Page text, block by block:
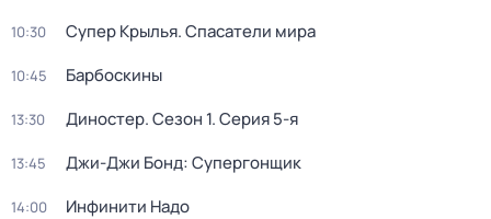
10:30 Супер Крылья. Спасатели мира
10:45 Барбоскины
13:30 Диностер. Сезон 1. Серия 5-я
13:45 Джи-Джи Бонд: Супергонщик
14:00 Инфинити Надо